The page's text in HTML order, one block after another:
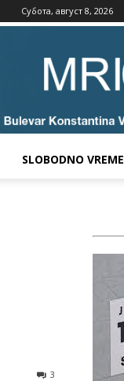
Субота, август 8, 2026
SLOBODNO VREME
3